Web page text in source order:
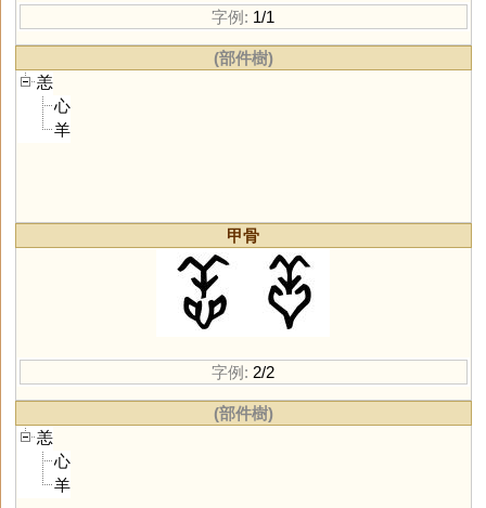
字例: 1/1
(部件樹)
恙
心
羊
甲骨
字例: 2/2
(部件樹)
恙
心
羊